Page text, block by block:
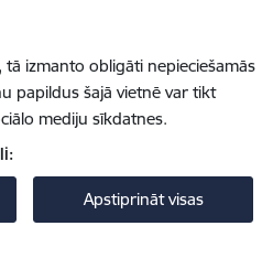
izmanto obligāti nepieciešamās
papildus šajā vietnē var tikt
mediju sīkdatnes.
Apstiprināt visas